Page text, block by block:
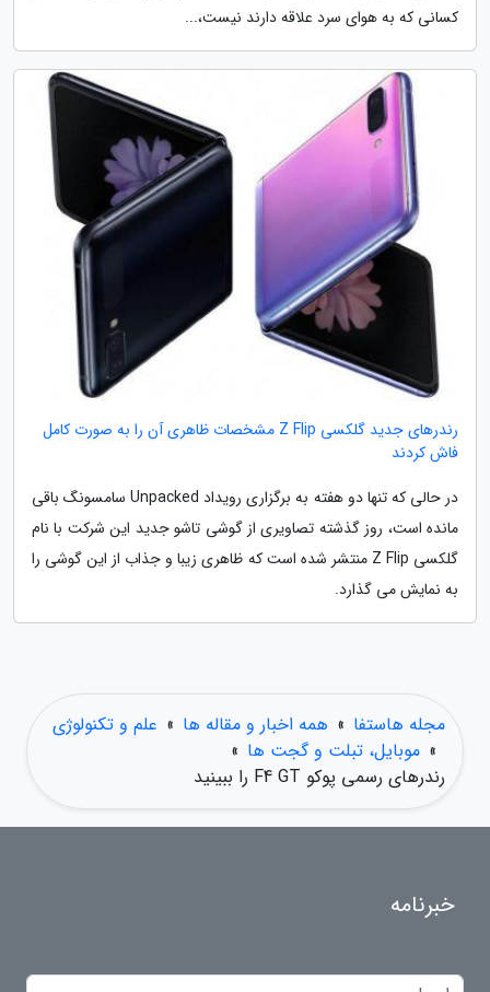
کسانی که به هوای سرد علاقه دارند نیست،...
رندرهای جدید گلکسی Z Flip مشخصات ظاهری آن را به صورت کامل
فاش کردند
در حالی که تنها دو هفته به برگزاری رویداد Unpacked سامسونگ باقی
مانده است، روز گذشته تصاویری از گوشی تاشو جدید این شرکت با نام
گلکسی Z Flip منتشر شده است که ظاهری زیبا و جذاب از این گوشی را
به نمایش می گذارد.
مجله هاستفا » همه اخبار و مقاله ها » علم و تکنولوژی
» موبایل، تبلت و گجت ها »
رندرهای رسمی پوکو F4 GT را ببینید
خبرنامه